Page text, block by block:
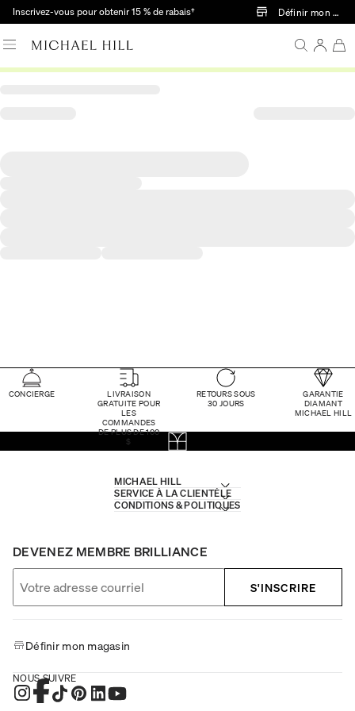
Passer au contenu principal
Inscrivez-vous pour obtenir 15 % de rabais† Définir mon
CONCIERGE
LIVRAISON
GRATUITE POUR
LES
COMMANDES
DE PLUS DE 100
$
RETOURS SOUS
30 JOURS
GARANTIE
DIAMANT
MICHAEL HILL
MICHAEL HILL
SERVICE À LA CLIENTÈLE
CONDITIONS & POLITIQUES
DEVENEZ MEMBRE BRILLIANCE
S'INSCRIRE
Définir mon magasin
NOUS SUIVRE